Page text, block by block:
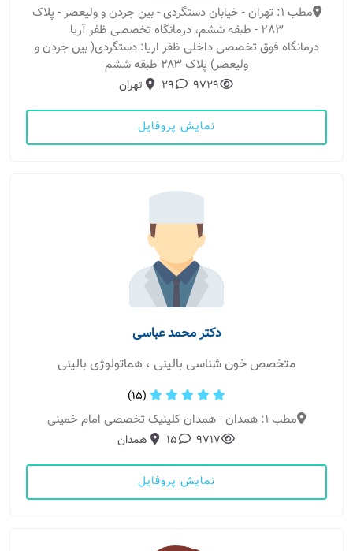
مطب 1: تهران - خیابان دستگردی - بین جردن و ولیعصر - پلاک
283 - طبقه ششم، درمانگاه تخصصی ظفر آریا
درمانگاه فوق تخصصی داخلی ظفر اریا: دستگردی( بین جردن و
ولیعصر) پلاک ۲۸۳ طبقه ششم
9729
29 تهران
نمایش پروفایل
دکتر محمد عباسی
متخصص خون شناسی بالینی ، هماتولوژی بالینی
(15)
مطب 1: همدان - همدان کلینیک تخصصی امام خمینی
9717
15 همدان
نمایش پروفایل